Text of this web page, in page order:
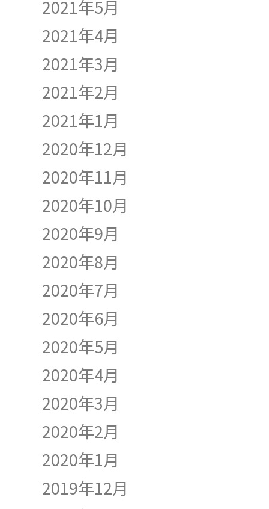
2021年5月
2021年4月
2021年3月
2021年2月
2021年1月
2020年12月
2020年11月
2020年10月
2020年9月
2020年8月
2020年7月
2020年6月
2020年5月
2020年4月
2020年3月
2020年2月
2020年1月
2019年12月